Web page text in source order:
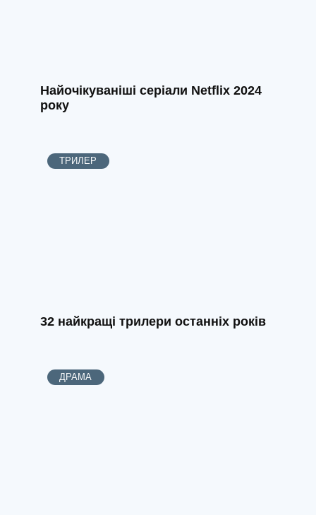
Найочікуваніші серіали Netflix 2024
року
ТРИЛЕР
32 найкращі трилери останніх років
ДРАМА